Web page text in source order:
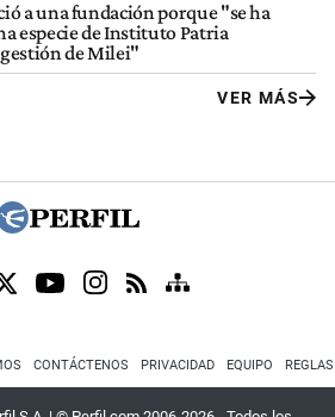
a una fundación porque "se ha
especie de Instituto Patria
de Milei"
VER MÁS
CONTÁCTENOS PRIVACIDAD EQUIPO